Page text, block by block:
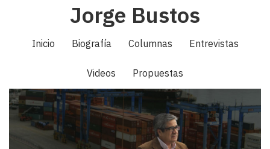
contenido
principal
Jorge Bustos
principal
Inicio Biografía Columnas Entrevistas
Videos Propuestas